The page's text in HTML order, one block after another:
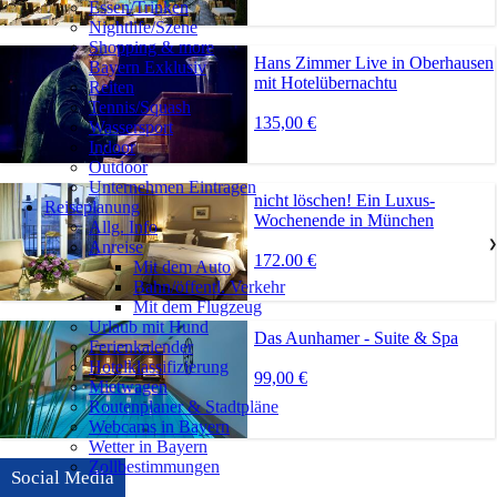
Hans Zimmer Live in Oberhausen
mit Hotelübernachtu
135,00 €
nicht löschen! Ein Luxus-
Wochenende in München
172.00 €
Das Aunhamer - Suite & Spa
99,00 €
Social Media
Essen/Trinken
Nightlife/Szene
Shopping & more
Bayern Exklusiv
Reiten
Tennis/Squash
Wassersport
Indoor
Outdoor
Unternehmen Eintragen
Reiseplanung
Allg. Info
Anreise
❯
Mit dem Auto
Bahn/öffentl. Verkehr
Mit dem Flugzeug
Urlaub mit Hund
Ferienkalender
Hotelklassifizierung
Mietwagen
Routenplaner & Stadtpläne
Webcams in Bayern
Wetter in Bayern
Zollbestimmungen